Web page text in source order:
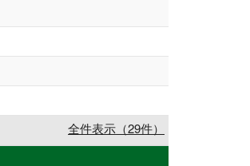
全件表示（29件）